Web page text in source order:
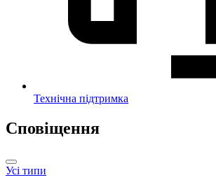
Технічна підтримка
Сповіщення
Усі типи